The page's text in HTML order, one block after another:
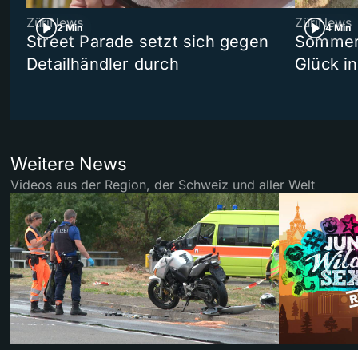
2 Min
ZüriNews
Street Parade setzt sich gegen
Detailhändler durch
4 Min
ZüriNews
Glück
Weitere News
Videos aus der Region, der Schweiz und aller Welt